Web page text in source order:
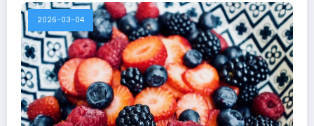
2026-03-04